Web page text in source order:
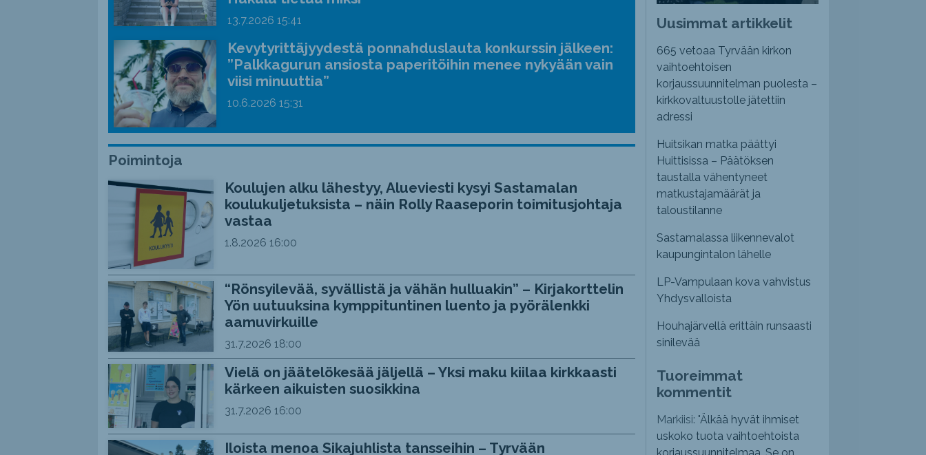
pienemmäksi.
13.7.2026 15:41
Kevytyrittäjyydestä ponnahduslauta konkurssin jälkeen:
”Palkkagurun ansiosta paperitöihin menee nykyään vain
viisi minuuttia”
10.6.2026 15:31
Poimintoja
Koulujen alku lähestyy, Alueviesti kysyi Sastamalan
koulukuljetuksista – näin Rolly Raaseporin toimitusjohtaja
vastaa
1.8.2026 16:00
“Rönsyilevää, syvällistä ja vähän hulluakin” – Kirjakorttelin
Yön uutuuksina kymppituntinen luento ja pyörälenkki
aamuvirkuille
31.7.2026 18:00
Vielä on jäätelökesää jäljellä – Yksi maku kiilaa kirkkaasti
kärkeen aikuisten suosikkina
31.7.2026 16:00
Iloista menoa Sikajuhlista tansseihin – Tyrvään
Uusimmat artikkelit
665 vetoaa Tyrvään kirkon
vaihtoehtoisen
korjaussuunnitelman puolesta –
kirkkovaltuustolle jätettiin
adressi
Huitsikan matka päättyi
Huittisissa – Päätöksen
taustalla vähentyneet
matkustajamäärät ja
taloustilanne
Sastamalassa liikennevalot
kaupungintalon lähelle
LP-Vampulaan kova vahvistus
Yhdysvalloista
Houhajärvellä erittäin runsaasti
sinilevää
Tuoreimmat
kommentit
Markiisi: "Älkää hyvät ihmiset
uskoko tuota vaihtoehtoista